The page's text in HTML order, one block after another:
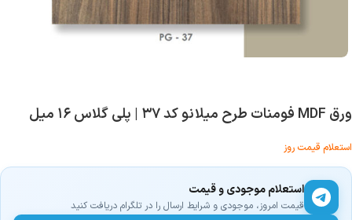
ورق MDF فومنات طرح میلانو کد ۳۷ | پلی گلاس ۱۶ میل
استعلام قیمت روز
استعلام موجودی و قیمت
قیمت امروز، موجودی و شرایط ارسال را در تلگرام دریافت کنید